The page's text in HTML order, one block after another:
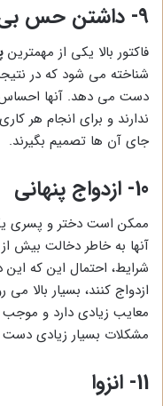
9- داشتن حس بی
فاکتور بالا یکی از مهمترین
شناخته می شود که در
دست می دهد. آنها احساس
ندارند و برای انجام هر
جای آن ها تصمیم بگیرند.
10- ازدواج پنهانی
ممکن است دختر و پسری
آنها به خاطر دخالت بیش از
شرایط، احتمال این که
ازدواج کنند، بسیار بالا
معایب زیادی دارد و موجب
مشکلات بسیار زیادی دست
11- انزوا